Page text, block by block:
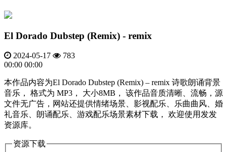
El Dorado Dubstep (Remix) - remix
2024-05-17
783
00:00 00:00
本作品内容为El Dorado Dubstep (Remix) – remix 诗歌朗诵背景
音乐， 格式为 MP3， 大小8MB， 该作品音质清晰、流畅，源
文件无广告，网站还提供情绪场景、影视配乐、乐曲曲风、婚
礼音乐、朗诵配乐、游戏配乐场景素材下载， 欢迎使用发发
资源库。
资源下载